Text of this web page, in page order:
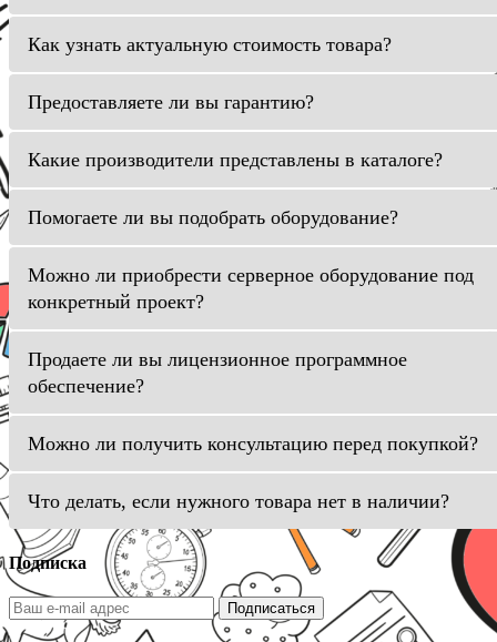
Как узнать актуальную стоимость товара?
Предоставляете ли вы гарантию?
Какие производители представлены в каталоге?
Помогаете ли вы подобрать оборудование?
Можно ли приобрести серверное оборудование под
конкретный проект?
Продаете ли вы лицензионное программное
обеспечение?
Можно ли получить консультацию перед покупкой?
Что делать, если нужного товара нет в наличии?
Подписка
Подписаться